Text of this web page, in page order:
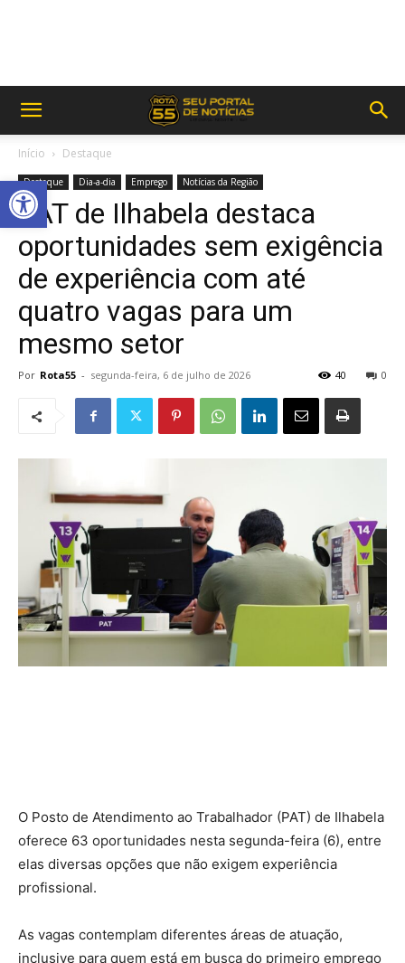
Abrir a barra de ferramentas
Início Destaque
Destaque Dia-a-dia Emprego Notícias da Região
PAT de Ilhabela destaca
oportunidades sem exigência
de experiência com até
quatro vagas para um
mesmo setor
Por Rota55 - segunda-feira, 6 de julho de 2026 0
40
O Posto de Atendimento ao Trabalhador (PAT) de Ilhabela
oferece 63 oportunidades nesta segunda-feira (6), entre
elas diversas opções que não exigem experiência
profissional.
As vagas contemplam diferentes áreas de atuação,
inclusive para quem está em busca do primeiro emprego